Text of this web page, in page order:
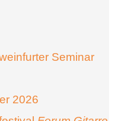
Seminar
2026